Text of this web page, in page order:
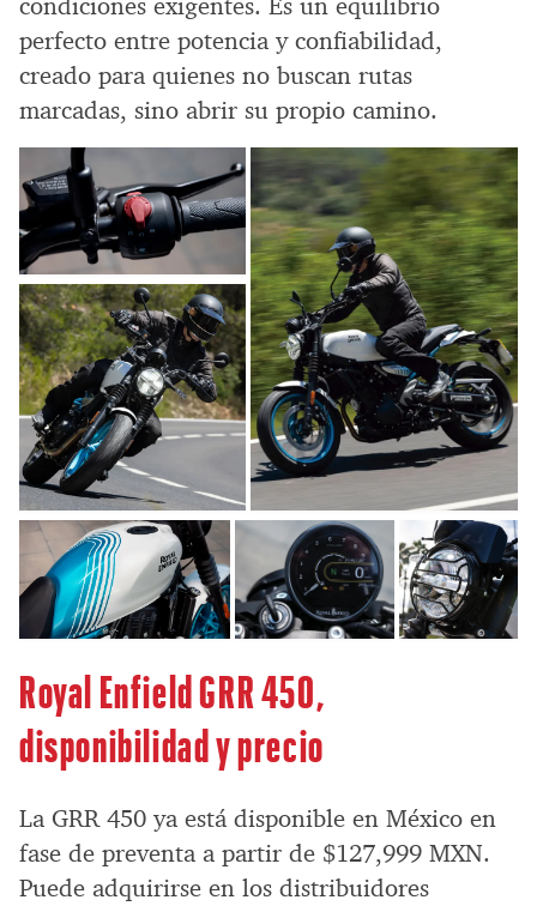
perfecto entre potencia y confiabilidad,
creado para quienes no buscan rutas
marcadas, sino abrir su propio camino.
Royal Enfield GRR 450,
disponibilidad y precio
La GRR 450 ya está disponible en México en
fase de preventa a partir de $127,999 MXN.
Puede adquirirse en los distribuidores